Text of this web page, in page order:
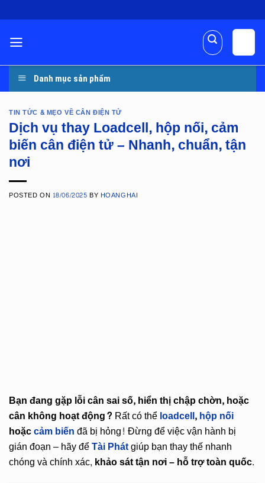
to
content
Danh mục sản phẩm
TIN TỨC & MẸO VỀ CÂN ĐIỆN TỬ
Dịch vụ thay Loadcell, hộp nối, cảm
biến cân điện tử – Nhanh, chuẩn, tận
nơi
POSTED ON 18/06/2025BYHOANGHAI
Bạn đang gặp lỗi cân sai số, hiển thị chập chờn, hoặc
cân không hoạt động? Rất có thểloadcell,hộp nối
hoặccảm biếnđã bị hỏng! Đừng để việc vận hành bị
gián đoạn – hãy đểTài Phátgiúp bạn thay thế nhanh
chóng và chính xác, khảo sát tận nơi – hỗ trợ toàn quốc.